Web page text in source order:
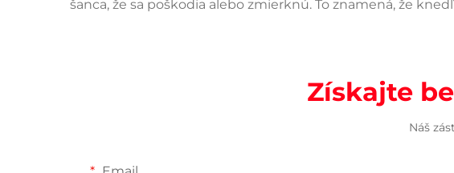
šanca, že sa poškodia alebo zmierknú. To znamená, že
Získajte
Náš